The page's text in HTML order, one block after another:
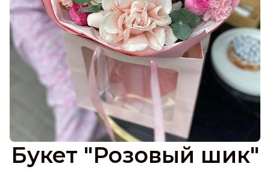
Букет "Розовый шик"